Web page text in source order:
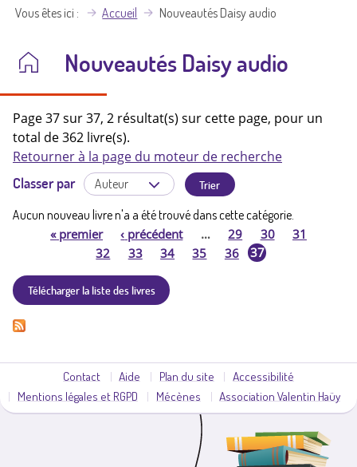
Vous êtes ici Accueil Nouveautés Daisy audio
Nouveautés Daisy audio
Page 37 sur 37, 2 résultat(s) sur cette page, pour un
total de 362 livre(s).
Retourner à la page du moteur de recherche
Classer par
Aucun nouveau livre n'a a été trouvé dans cette catégorie.
a
g
s
«premier ‹ précédent … 29 30
31
32
33 34 35 36 37
Télécharger la liste des livres
Contact Aide Plan du site
Accessibilité
Mentions légales et RGPD
Mécènes Association Valentin Haüy